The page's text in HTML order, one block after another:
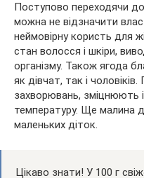
Поступово переходячи
можна не відзначити
неймовірну користь для
стан волосся і шкіри,
організму. Також ягода
як дівчат, так і
захворювань, зміцнюють
температуру. Ще малина
маленьких діток.
Цікаво знати! У 100 г